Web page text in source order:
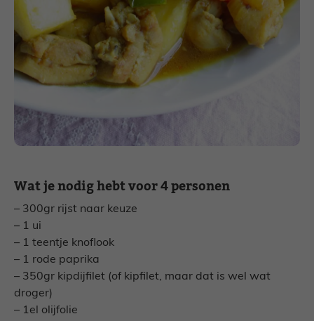
Wat je nodig hebt voor 4 personen
– 300gr rijst naar keuze
– 1 ui
– 1 teentje knoflook
– 1 rode paprika
– 350gr kipdijfilet (of kipfilet, maar dat is wel wat
droger)
– 1el olijfolie